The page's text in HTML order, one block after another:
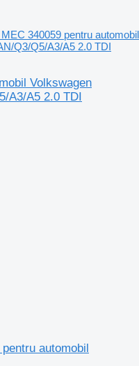
340059 pentru automobil
Q3/Q5/A3/A5 2.0 TDI
Volkswagen
A3/A5 2.0 TDI
automobil